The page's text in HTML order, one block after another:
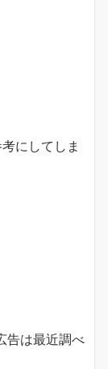
にしてしま
告は最近調べ